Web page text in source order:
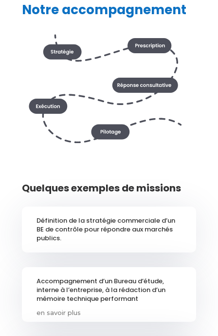
Notre accompagnement
Quelques exemples de missions
Définition de la stratégie commerciale d’un
BE de contrôle pour répondre aux marchés
publics.
Accompagnement d’un Bureau d’étude,
interne à l’entreprise, à la rédaction d’un
mémoire technique performant
en savoir plus